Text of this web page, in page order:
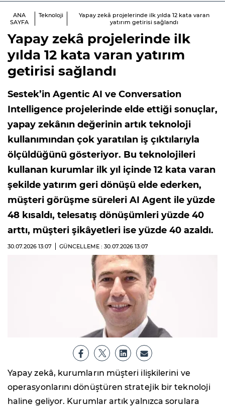
ANA
SAYFA
Teknoloji
Yapay zekâ projelerinde ilk yılda 12 kata varan
yatırım getirisi sağlandı
Yapay zekâ projelerinde ilk
yılda 12 kata varan yatırım
getirisi sağlandı
Sestek’in Agentic AI ve Conversation
Intelligence projelerinde elde ettiği sonuçlar,
yapay zekânın değerinin artık teknoloji
kullanımından çok yaratılan iş çıktılarıyla
ölçüldüğünü gösteriyor. Bu teknolojileri
kullanan kurumlar ilk yıl içinde 12 kata varan
şekilde yatırım geri dönüşü elde ederken,
müşteri görüşme süreleri AI Agent ile yüzde
48 kısaldı, telesatış dönüşümleri yüzde 40
arttı, müşteri şikâyetleri ise yüzde 40 azaldı.
30.07.2026 13:07 GÜNCELLEME : 30.07.2026 13:07
Yapay zekâ, kurumların müşteri ilişkilerini ve
operasyonlarını dönüştüren stratejik bir teknoloji
haline geliyor. Kurumlar artık yalnızca sorulara